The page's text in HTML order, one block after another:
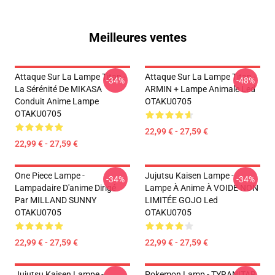
Meilleures ventes
Attaque Sur La Lampe Titan -
La Sérénité De MIKASA
Conduit Anime Lampe
OTAKU0705
22,99 € - 27,59 €
-34%
Attaque Sur La Lampe Titan -
ARMIN + Lampe Animale Led
OTAKU0705
22,99 € - 27,59 €
-48%
One Piece Lampe -
Lampadaire D'anime Dirigé
Par MILLAND SUNNY
OTAKU0705
22,99 € - 27,59 €
-34%
Jujutsu Kaisen Lampe -
Lampe À Anime À VOIDE NON
LIMITÉE GOJO Led
OTAKU0705
22,99 € - 27,59 €
-34%